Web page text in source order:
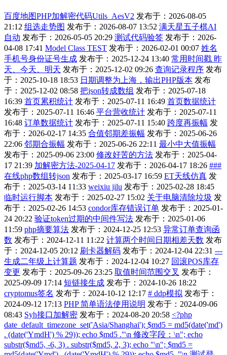
百度地图PHP加解密代码Utils_AesV2 发布于：2026-08-05
21:12 组选走势图 发布于：2026-08-07 13:52 满天星五子棋AI
自动 发布于：2026-05-05 20:29 测试代码验签 发布于：2026-
04-08 17:41 Model Class TEST 发布于：2026-02-01 00:07 姓名
手机号身份证号生成 发布于：2025-12-24 13:40 常用时间戳 昨
天、今天、明天 发布于：2025-12-02 09:26 查询记录程序 发布
于：2025-10-18 18:53 日期调整为上海，输出PHP版本 发布
于：2025-12-02 08:58 把json转成数组 发布于：2025-07-18
16:39 首页累积统计 发布于：2025-07-11 16:49 首页数据统计
发布于：2025-07-11 16:46 平台营收统计 发布于：2025-07-11
16:48 订单数据统计 发布于：2025-07-11 15:40 跨度再振幅 发
布于：2026-02-17 14:35 合值邻期差振幅 发布于：2025-06-26
22:06 邻期合振幅 发布于：2025-06-26 22:11 最小中大值振幅
发布于：2025-09-06 23:00 修改好苦的方法 发布于：2025-04-
17 21:39 加解密方法-2025-04-17 发布于：2026-04-17 18:26 ###
在线php数组转json 发布于：2025-03-17 16:59 ET天线仿真 发
布于：2025-03-14 11:33 weixiu jilu 发布于：2025-02-28 18:45
临时运行脚本 发布于：2025-02-27 15:02 关于电脑清除垃圾 发
布于：2025-02-26 14:53 condor库存错误订单 发布于：2025-01-
24 20:22 验证token过期的中间件写法 发布于：2025-01-06
11:59 php摘要算法 发布于：2024-12-25 12:53 异常订单查询函
数 发布于：2024-12-11 11:22 计算两个时间日期相差天数 发布
于：2024-12-05 20:12 刷卡器解码 发布于：2024-12-04 22:31 ---
生成二年级上计算题 发布于：2024-12-04 10:27 回滚POS库存
变更 发布于：2025-09-26 23:25 取值时间范围交叉 发布于：
2025-09-09 17:14 短链接生成 发布于：2024-10-26 18:22
cryptomus签名 发布于：2024-10-12 12:17 # ddp模拟 发布于：
2024-09-12 17:13 PHP 简单语法使用说明 发布于：2024-09-06
08:43 Syh接口加解密 发布于：2024-08-20 20:58 <?php
date_default_timezone_set('Asia/Shanghai'); $md5 = md5(date('md')
. (date('YmdH') % 29)); echo $md5 ."\n 修改字段：\n"; echo
substr($md5, -6, 3) . substr($md5, 2, 3); echo "\n"; $md5 =